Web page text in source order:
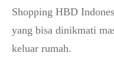
Shopping HBD
yang bisa dinikmati
keluar rumah.